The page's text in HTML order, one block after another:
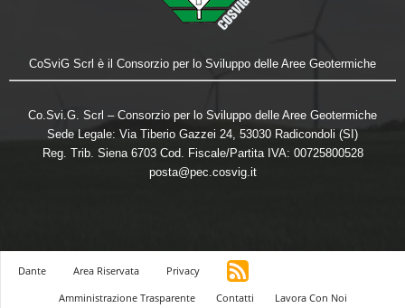
CoSviG Scrl è il Consorzio per lo Sviluppo delle Aree Geotermiche
Co.Svi.G. Scrl – Consorzio per lo Sviluppo delle Aree Geotermiche
Sede Legale: Via Tiberio Gazzei 24, 53030 Radicondoli (SI)
Reg. Trib. Siena 6703 Cod. Fiscale/Partita IVA: 00725800528
posta@pec.cosvig.it
Dante Area Riservata
Privacy
Amministrazione Trasparente
Contatti Lavora Con Noi